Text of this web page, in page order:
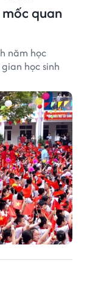
quan
năm học
học sinh